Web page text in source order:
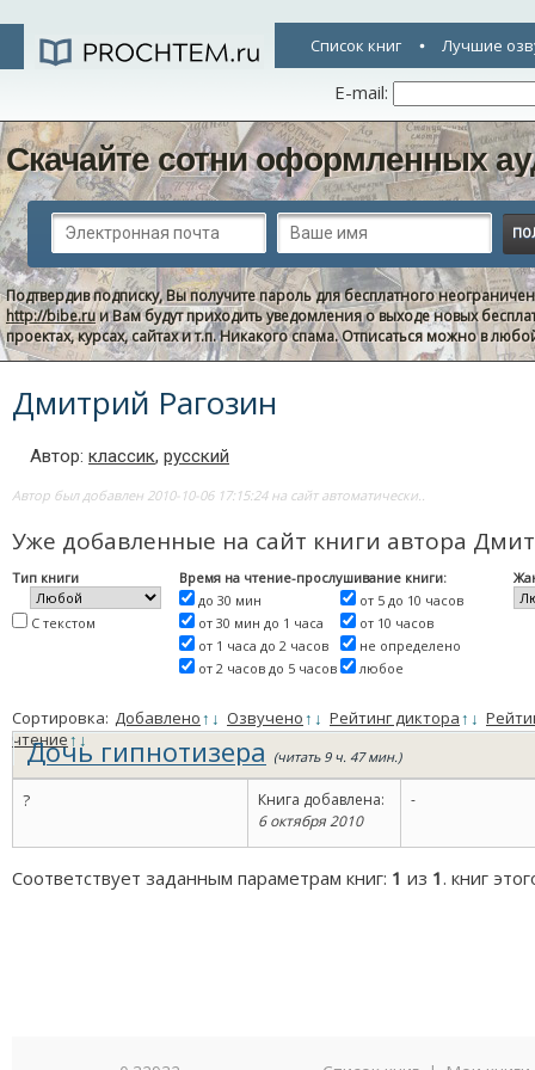
Список книг Лучшие
E-mail:
Скачайте сотни оформленных
Подтвердив подписку, Вы получите пароль для бесплатного
http://bibe.ruи Вам будут приходить уведомления о выходе новых
проектах, курсах, сайтах и т.п. Никакого спама. Отписаться можно в
Дмитрий Рагозин
Автор: классик, русский
Автор был добавлен 2010-10-06 17:15:24 на сайт автоматически..
Уже добавленные на сайт книги автора
Тип книги
С текстом
Время на чтение-прослушивание книги:
до 30 мин
от 30 мин до 1 часа
от 1 часа до 2 часов
от 2 часов до 5 часов
от 5 до 10 часов
от 10 часов
не определено
любое
Сортировка: Добавлено↑ ↓ Озвучено↑ ↓ Рейтинг диктора↑ ↓
чтение↑↓
Дочь гипнотизера (читать 9 ч. 47 мин.)
?
Книга добавлена:
6 октября 2010
-
Соответствует заданным параметрам книг: 1 из 1. книг